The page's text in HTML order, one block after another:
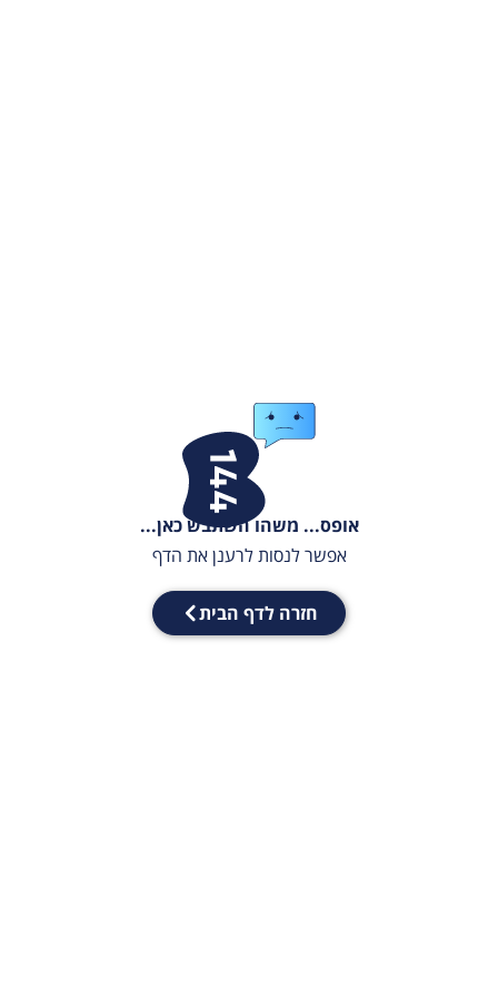
אופס... משהו השתבש כאן...
אפשר לנסות לרענן את הדף
חזרה לדף הבית